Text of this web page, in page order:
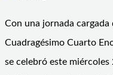
Con una jornada
Cuadragésimo Cuarto
se celebró este